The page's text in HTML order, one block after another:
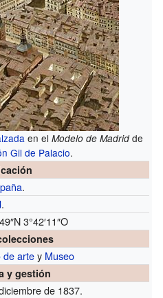
en elModelo de Madrid de
Gil de Palacio.
.
.
3°42′11″O
de artey Museo
y gestión
de 1837.